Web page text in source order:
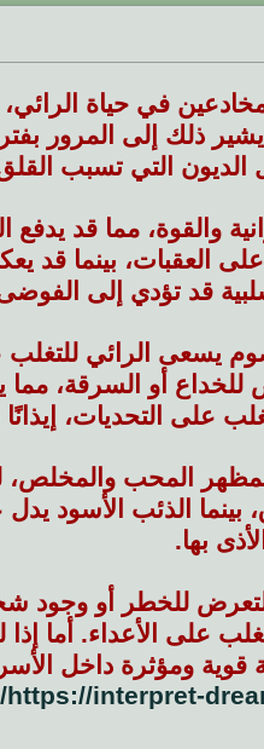
في حياة
ذلك إلى المرور
التي تسبب
والقوة، مما قد يدفع
العقبات، بينما قد
قد تؤدي إلى
الرائي للتغلب
أو السرقة،
على التحديات،
المحب والمخلص،
بينما الذئب الأسود
الأذى بها.
للخطر أو وجود
على الأعداء. أما
ومؤثرة داخل
https://interpret-